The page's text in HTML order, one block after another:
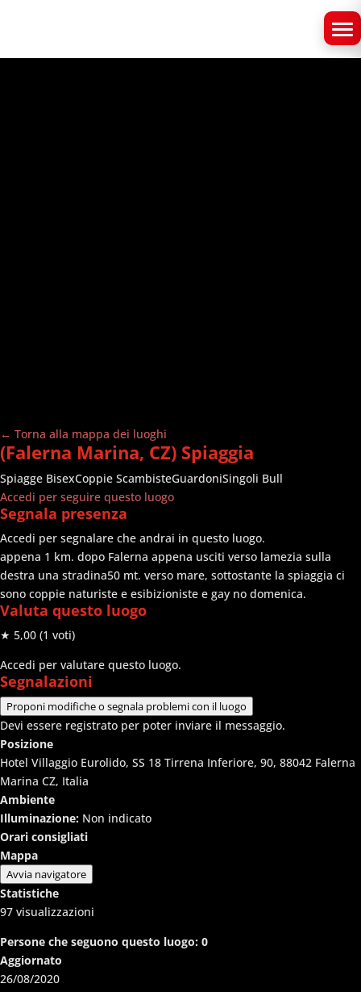
← Torna alla mappa dei luoghi
(Falerna Marina, CZ) Spiaggia
Spiagge BisexCoppie ScambisteGuardoniSingoli Bull
Accedi per seguire questo luogo
Segnala presenza
Accedi per segnalare che andrai in questo luogo.
appena 1 km. dopo Falerna appena usciti verso lamezia sulla
destra una stradina50 mt. verso mare, sottostante la spiaggia ci
sono coppie naturiste e esibizioniste e gay no domenica.
Valuta questo luogo
★ 5,00 (1 voti)
Accedi per valutare questo luogo.
Segnalazioni
Proponi modifiche o segnala problemi con il luogo
Devi essere registrato per poter inviare il messaggio.
Posizione
Hotel Villaggio Eurolido, SS 18 Tirrena Inferiore, 90, 88042 Falerna
Marina CZ, Italia
Ambiente
Illuminazione: Non indicato
Orari consigliati
Mappa
Avvia navigatore
Statistiche
97 visualizzazioni
Persone che seguono questo luogo: 0
Aggiornato
26/08/2020